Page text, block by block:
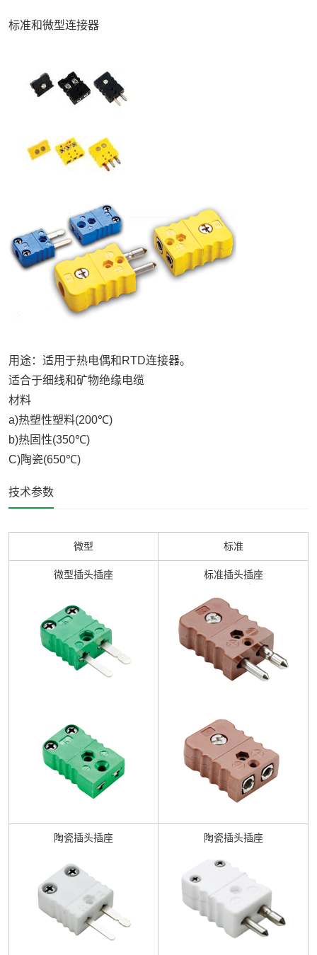
标准和微型连接器
用途：适用于热电偶和 RTD连接器。
适合于细线和矿物绝缘电缆
材料
a)热塑性塑料(200℃)
b)热固性(350℃)
C)陶瓷(650℃)
技术参数
微型 标准
微型插头插座 标准插头插座
陶瓷插头插座 陶瓷插头插座